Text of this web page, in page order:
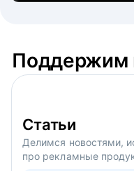
Поддержим
Статьи
Делимся новостями,
про рекламные